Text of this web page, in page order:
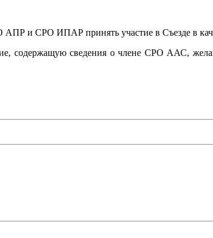
и СРО ИПАР принять участие в Съезде в
содержащую сведения о члене СРО ААС,